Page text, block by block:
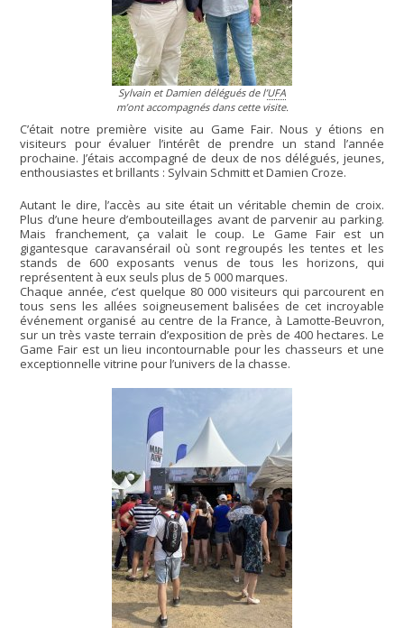
Sylvain et Damien délégués de l’UFA
m’ont accompagnés dans cette visite.
C’était notre première visite au Game Fair. Nous y étions en
visiteurs pour évaluer l’intérêt de prendre un stand l’année
prochaine. J’étais accompagné de deux de nos délégués, jeunes,
enthousiastes et brillants : Sylvain Schmitt et Damien Croze.
Autant le dire, l’accès au site était un véritable chemin de croix.
Plus d’une heure d’embouteillages avant de parvenir au parking.
Mais franchement, ça valait le coup. Le Game Fair est un
gigantesque caravansérail où sont regroupés les tentes et les
stands de 600 exposants venus de tous les horizons, qui
représentent à eux seuls plus de 5 000 marques.
Chaque année, c’est quelque 80 000 visiteurs qui parcourent en
tous sens les allées soigneusement balisées de cet incroyable
événement organisé au centre de la France, à Lamotte-Beuvron,
sur un très vaste terrain d’exposition de près de 400 hectares. Le
Game Fair est un lieu incontournable pour les chasseurs et une
exceptionnelle vitrine pour l’univers de la chasse.